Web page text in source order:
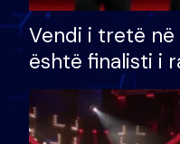
Vendi i tretë në
është finalisti i